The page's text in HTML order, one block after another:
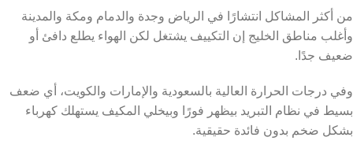
من أكثر المشاكل انتشارًا في الرياض وجدة والدمام ومكة والمدينة
وأغلب مناطق الخليج إن التكييف يشتغل لكن الهواء يطلع دافئ أو
ضعيف جدًا.
وفي درجات الحرارة العالية بالسعودية والإمارات والكويت، أي ضعف
بسيط في نظام التبريد بيظهر فورًا وبيخلي المكيف يستهلك كهرباء
بشكل ضخم بدون فائدة حقيقية.